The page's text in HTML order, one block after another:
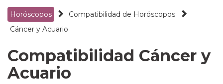
Horóscopos
Compatibilidad de Horóscopos
Cáncer y Acuario
Compatibilidad Cáncer y
Acuario